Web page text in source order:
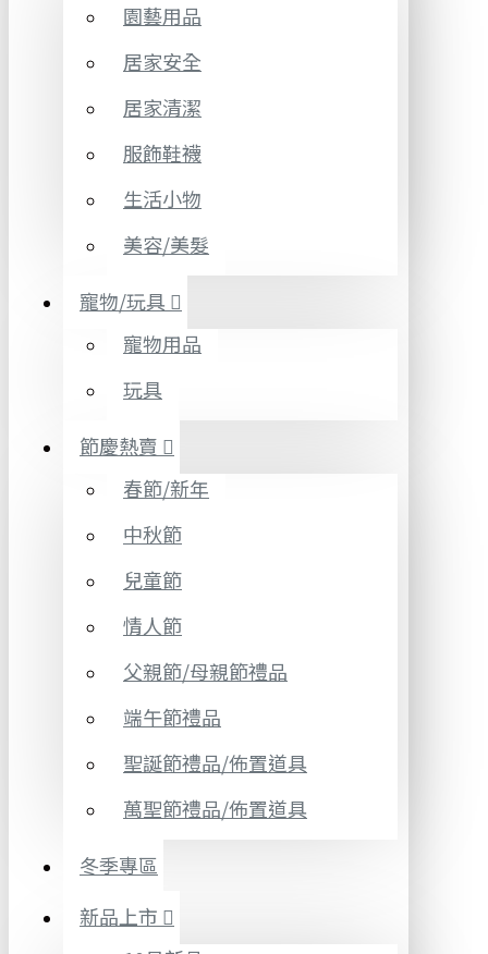
園藝用品
居家安全
居家清潔
服飾鞋襪
生活小物
美容/美髮
寵物/玩具
寵物用品
玩具
節慶熱賣
春節/新年
中秋節
兒童節
情人節
父親節/母親節禮品
端午節禮品
聖誕節禮品/佈置道具
萬聖節禮品/佈置道具
冬季專區
新品上市